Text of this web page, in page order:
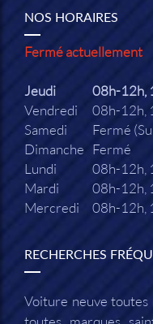
NOS HORAIRES
Fermé actuellement
Jeudi
08h-12h,
Vendredi
08h-12h,
Samedi
Fermé
Dimanche Fermé
Lundi
08h-12h,
Mardi
08h-12h,
Mercredi
08h-12h,
RECHERCHES
Voiture neuve toutes